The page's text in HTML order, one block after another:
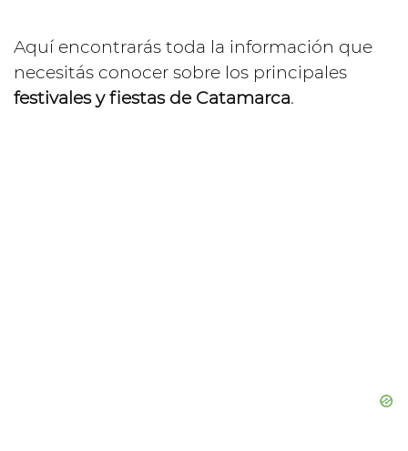
Aquí encontrarás toda la información que
necesitás conocer sobre los principales
festivales y fiestas de Catamarca.